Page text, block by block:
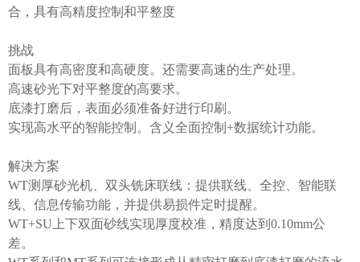
合，具有高精度控制和平整度
挑战
面板具有高密度和高硬度。还需要高速的生产处理。
高速砂光下对平整度的高要求。
底漆打磨后，表面必须准备好进行印刷。
实现高水平的智能控制。含义全面控制+数据统计功能。
解决方案
WT测厚砂光机、双头铣床联线：提供联线、全控、智能联
线、信息传输功能，并提供易损件定时提醒。
WT+SU上下双面砂线实现厚度校准，精度达到0.10mm公
差。